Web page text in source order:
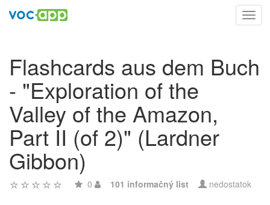
Flashcards aus dem Buch
- "Exploration of the
Valley of the Amazon,
Part II (of 2)" (Lardner
Gibbon)
0 101 informačný list nedostatok